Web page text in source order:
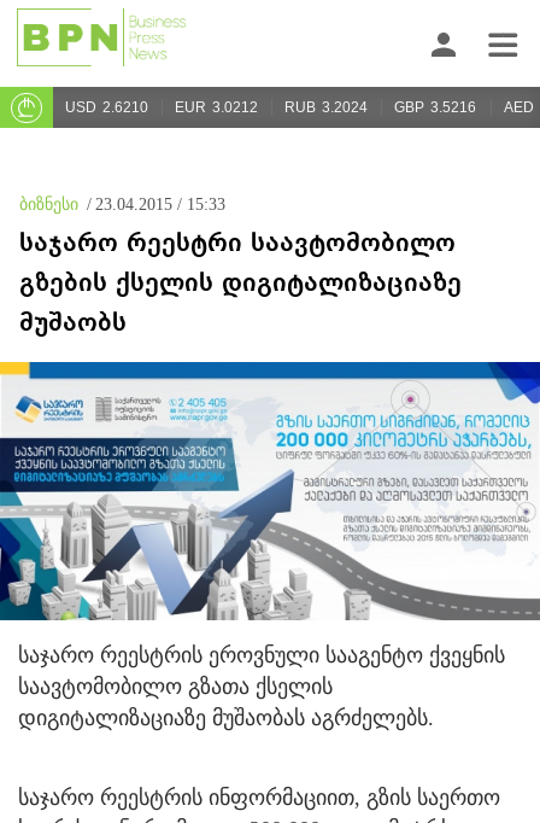
USD 2.6210 EUR 3.0212 RUB 3.2024 GBP 3.5216 AED
ბიზნესი / 23.04.2015 / 15:33
საჯარო რეესტრი საავტომობილო
გზების ქსელის დიგიტალიზაციაზე
მუშაობს
საჯარო რეესტრის ეროვნული სააგენტო ქვეყნის
საავტომობილო გზათა ქსელის
დიგიტალიზაციაზე მუშაობას აგრძელებს.
საჯარო რეესტრის ინფორმაციით, გზის საერთო